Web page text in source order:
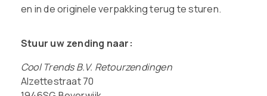
en in de originele verpakking terug te sturen.
Stuur uw zending naar:
Cool Trends B.V. Retourzendingen
Alzettestraat 70